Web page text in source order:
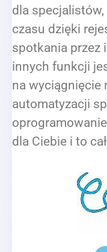
dla
czasu dzięki
spotkania przez
innych funkcji
na wyciągnięcie
automatyzacji
oprogramowanie
dla Ciebie i to